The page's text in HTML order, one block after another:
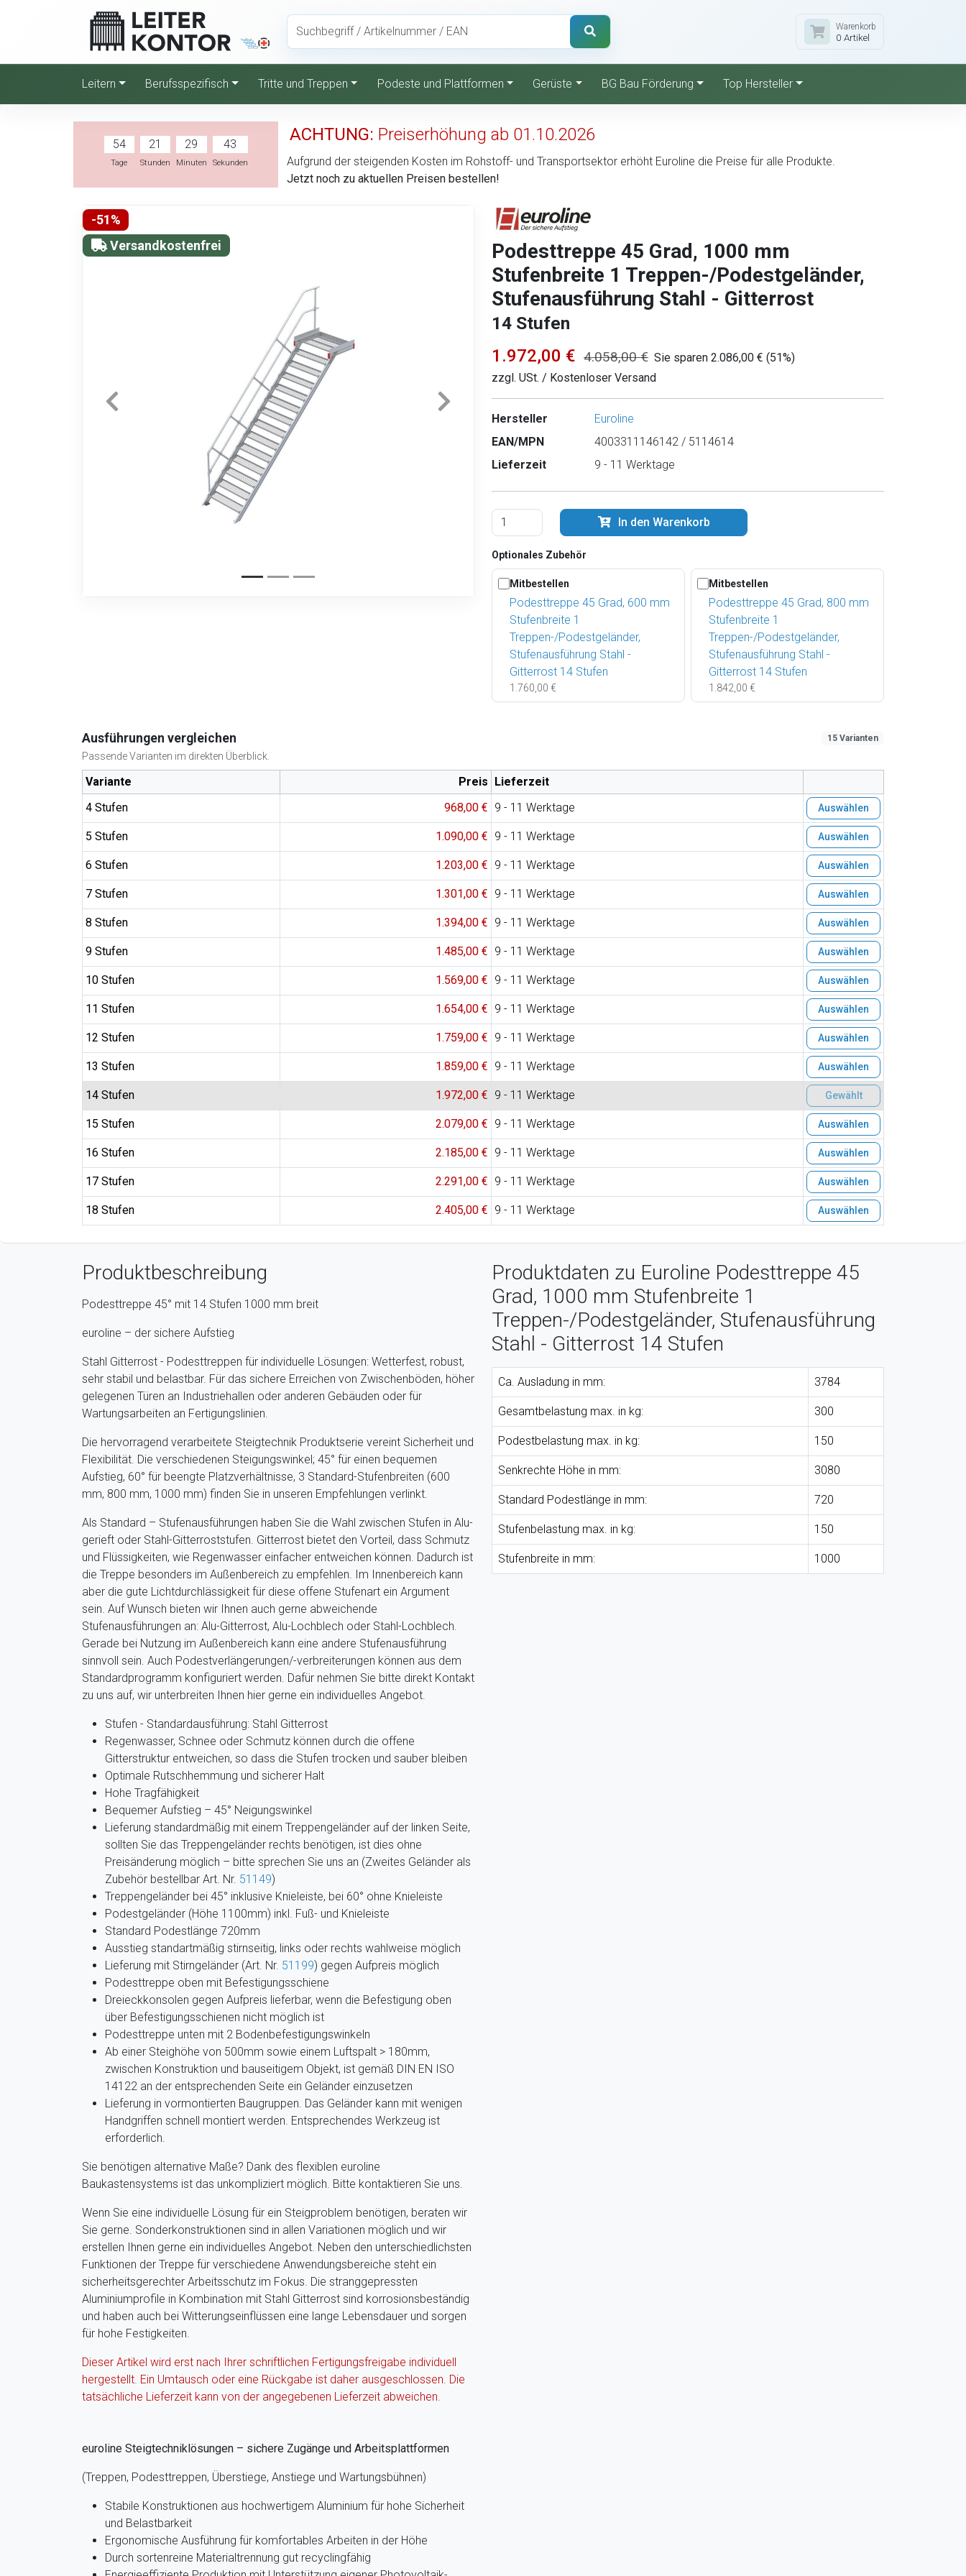
Warenkorb
0 Artikel
Leitern Berufsspezifisch Tritte und Treppen Podeste und Plattformen Gerüste BG Bau Förderung Top Hersteller
54
Tage
21
Stunden
29
Minuten
42
Sekunden
ACHTUNG: Preiserhöhung ab 01.10.2026
Aufgrund der steigenden Kosten im Rohstoff- und Transportsektor erhöht Euroline die Preise für alle Produkte.
Jetzt noch zu aktuellen Preisen bestellen!
-51%
Versandkostenfrei
Podesttreppe 45 Grad, 1000 mm
Stufenbreite 1 Treppen-/Podestgeländer,
Stufenausführung Stahl - Gitterrost
14 Stufen
1.972,00 € 4.058,00 € Sie sparen 2.086,00 € (51%)
zzgl. USt. / Kostenloser Versand
Hersteller
Euroline
EAN/MPN
4003311146142 / 5114614
Lieferzeit
9 - 11 Werktage
In den Warenkorb
Optionales Zubehör
Mitbestellen
Podesttreppe 45 Grad, 600 mm
Stufenbreite 1
Treppen-/Podestgeländer,
Stufenausführung Stahl -
Gitterrost 14 Stufen
1.760,00 €
Mitbestellen
Podesttreppe 45 Grad, 800 mm
Stufenbreite 1
Treppen-/Podestgeländer,
Stufenausführung Stahl -
Gitterrost 14 Stufen
1.842,00 €
Ausführungen vergleichen
Passende Varianten im direkten Überblick.
15 Varianten
Variante Preis Lieferzeit
4 Stufen
968,00 € 9 - 11 Werktage Auswählen
5 Stufen 1.090,00 € 9 - 11 Werktage Auswählen
6 Stufen 1.203,00 € 9 - 11 Werktage Auswählen
7 Stufen 1.301,00 € 9 - 11 Werktage Auswählen
8 Stufen 1.394,00 € 9 - 11 Werktage Auswählen
9 Stufen 1.485,00 € 9 - 11 Werktage Auswählen
10 Stufen 1.569,00 € 9 - 11 Werktage Auswählen
11 Stufen 1.654,00 € 9 - 11 Werktage Auswählen
12 Stufen 1.759,00 € 9 - 11 Werktage Auswählen
13 Stufen 1.859,00 € 9 - 11 Werktage Auswählen
14 Stufen 1.972,00 € 9 - 11 Werktage Gewählt
15 Stufen 2.079,00 € 9 - 11 Werktage Auswählen
16 Stufen 2.185,00 € 9 - 11 Werktage Auswählen
17 Stufen 2.291,00 € 9 - 11 Werktage Auswählen
18 Stufen 2.405,00 € 9 - 11 Werktage Auswählen
Produktbeschreibung
Podesttreppe 45° mit 14 Stufen 1000 mm breit
euroline – der sichere Aufstieg
Stahl Gitterrost - Podesttreppen für individuelle Lösungen: Wetterfest, robust,
sehr stabil und belastbar. Für das sichere Erreichen von Zwischenböden, höher
gelegenen Türen an Industriehallen oder anderen Gebäuden oder für
Wartungsarbeiten an Fertigungslinien.
Die hervorragend verarbeitete Steigtechnik Produktserie vereint Sicherheit und
Flexibilität. Die verschiedenen Steigungswinkel; 45° für einen bequemen
Aufstieg, 60° für beengte Platzverhältnisse, 3 Standard-Stufenbreiten (600
mm, 800 mm, 1000 mm) finden Sie in unseren Empfehlungen verlinkt.
Als Standard – Stufenausführungen haben Sie die Wahl zwischen Stufen in Alu-
gerieft oder Stahl-Gitterroststufen. Gitterrost bietet den Vorteil, dass Schmutz
und Flüssigkeiten, wie Regenwasser einfacher entweichen können. Dadurch ist
die Treppe besonders im Außenbereich zu empfehlen. Im Innenbereich kann
aber die gute Lichtdurchlässigkeit für diese offene Stufenart ein Argument
sein. Auf Wunsch bieten wir Ihnen auch gerne abweichende
Stufenausführungen an: Alu-Gitterrost, Alu-Lochblech oder Stahl-Lochblech.
Gerade bei Nutzung im Außenbereich kann eine andere Stufenausführung
sinnvoll sein. Auch Podestverlängerungen/-verbreiterungen können aus dem
Standardprogramm konfiguriert werden. Dafür nehmen Sie bitte direkt Kontakt
zu uns auf, wir unterbreiten Ihnen hier gerne ein individuelles Angebot.
Stufen - Standardausführung: Stahl Gitterrost
Regenwasser, Schnee oder Schmutz können durch die offene
Gitterstruktur entweichen, so dass die Stufen trocken und sauber bleiben
Optimale Rutschhemmung und sicherer Halt
Hohe Tragfähigkeit
Bequemer Aufstieg – 45° Neigungswinkel
Lieferung standardmäßig mit einem Treppengeländer auf der linken Seite,
sollten Sie das Treppengeländer rechts benötigen, ist dies ohne
Preisänderung möglich – bitte sprechen Sie uns an (Zweites Geländer als
Zubehör bestellbar Art. Nr. 51149)
Treppengeländer bei 45° inklusive Knieleiste, bei 60° ohne Knieleiste
Podestgeländer (Höhe 1100mm) inkl. Fuß- und Knieleiste
Standard Podestlänge 720mm
Ausstieg standartmäßig stirnseitig, links oder rechts wahlweise möglich
Lieferung mit Stirngeländer (Art. Nr. 51199) gegen Aufpreis möglich
Podesttreppe oben mit Befestigungsschiene
Dreieckkonsolen gegen Aufpreis lieferbar, wenn die Befestigung oben
über Befestigungsschienen nicht möglich ist
Podesttreppe unten mit 2 Bodenbefestigungswinkeln
Ab einer Steighöhe von 500mm sowie einem Luftspalt > 180mm,
zwischen Konstruktion und bauseitigem Objekt, ist gemäß DIN EN ISO
14122 an der entsprechenden Seite ein Geländer einzusetzen
Lieferung in vormontierten Baugruppen. Das Geländer kann mit wenigen
Handgriffen schnell montiert werden. Entsprechendes Werkzeug ist
erforderlich.
Sie benötigen alternative Maße? Dank des flexiblen euroline
Baukastensystems ist das unkompliziert möglich. Bitte kontaktieren Sie uns.
Wenn Sie eine individuelle Lösung für ein Steigproblem benötigen, beraten wir
Sie gerne. Sonderkonstruktionen sind in allen Variationen möglich und wir
erstellen Ihnen gerne ein individuelles Angebot. Neben den unterschiedlichsten
Funktionen der Treppe für verschiedene Anwendungsbereiche steht ein
sicherheitsgerechter Arbeitsschutz im Fokus. Die stranggepressten
Aluminiumprofile in Kombination mit Stahl Gitterrost sind korrosionsbeständig
und haben auch bei Witterungseinflüssen eine lange Lebensdauer und sorgen
für hohe Festigkeiten.
Dieser Artikel wird erst nach Ihrer schriftlichen Fertigungsfreigabe individuell
hergestellt. Ein Umtausch oder eine Rückgabe ist daher ausgeschlossen. Die
tatsächliche Lieferzeit kann von der angegebenen Lieferzeit abweichen.
euroline Steigtechniklösungen – sichere Zugänge und Arbeitsplattformen
(Treppen, Podesttreppen, Überstiege, Anstiege und Wartungsbühnen)
Stabile Konstruktionen aus hochwertigem Aluminium für hohe Sicherheit
und Belastbarkeit
Ergonomische Ausführung für komfortables Arbeiten in der Höhe
Durch sortenreine Materialtrennung gut recyclingfähig
Produktdaten zu Euroline Podesttreppe 45
Grad, 1000 mm Stufenbreite 1
Treppen-/Podestgeländer, Stufenausführung
Stahl - Gitterrost 14 Stufen
Ca. Ausladung in mm: 3784
Gesamtbelastung max. in kg: 300
Podestbelastung max. in kg: 150
Senkrechte Höhe in mm: 3080
Standard Podestlänge in mm: 720
Stufenbelastung max. in kg: 150
Stufenbreite in mm: 1000